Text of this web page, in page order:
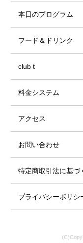
本日のプログラム
フード＆ドリンク
club t
料金システム
アクセス
お問い合わせ
特定商取引法に基づ
プライバシーポリシ